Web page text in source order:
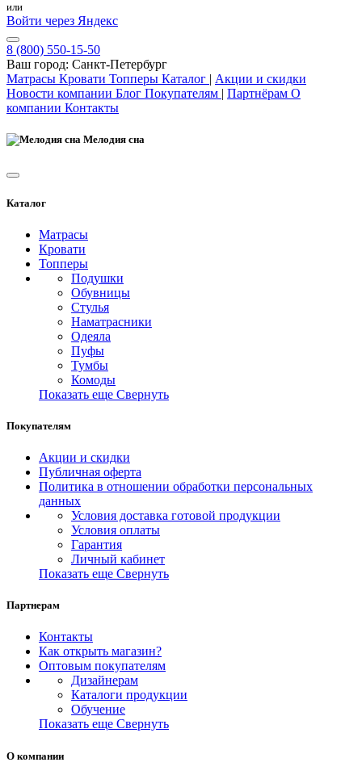
или
Войти через Яндекс
8 (800) 550-15-50
Ваш город: Санкт-Петербург
Матрасы Кровати Топперы Каталог | Акции и скидки
Новости компании Блог Покупателям | Партнёрам О
компании Контакты
Мелодия сна
Каталог
Матрасы
Кровати
Топперы
Подушки
Обувницы
Стулья
Наматрасники
Одеяла
Пуфы
Тумбы
Комоды
Показать еще Свернуть
Покупателям
Акции и скидки
Публичная оферта
Политика в отношении обработки персональных
данных
Условия доставка готовой продукции
Условия оплаты
Гарантия
Личный кабинет
Показать еще Свернуть
Партнерам
Контакты
Как открыть магазин?
Оптовым покупателям
Дизайнерам
Каталоги продукции
Обучение
Показать еще Свернуть
О компании